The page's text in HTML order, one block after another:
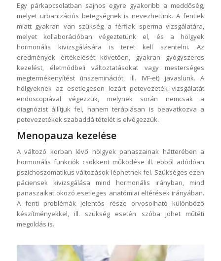
Egy párkapcsolatban sajnos egyre gyakoribb a meddőség,
melyet urbanizációs betegségnek is nevezhetünk. A fentiek
miatt gyakran van szükség a férfiak sperma vizsgálatára,
melyet kollaborációban végeztetünk el, és a hölgyek
hormonális kivizsgálására is teret kell szentelni. Az
eredmények értékelését követően, gyakran gyógyszeres
kezelést, életmódbeli változtatásokat vagy mesterséges
megtermékenyítést (inszeminációt, ill. IVF-et) javaslunk. A
hölgyeknek az esetlegesen lezárt petevezeték vizsgálatát
endoscopiával végezzük, melynek során nemcsak a
diagnózist állítjuk fel, hanem terápiásan is beavatkozva a
petevezetékek szabaddá tételét is elvégezzük.
Menopauza kezelése
A változó korban lévő hölgyek panaszainak hátterében a
hormonális funkciók csökkent működése ill. ebből adódóan
pszichoszomatikus változások léphetnek fel. Szükséges ezen
páciensek kivizsgálása mind hormonális irányban, mind
panaszaikat okozó esetleges anatómiai eltérések irányában.
A fenti problémák jelentős része orvosolható különböző
készítményekkel, ill. szükség esetén szóba jöhet műtéti
megoldás is.